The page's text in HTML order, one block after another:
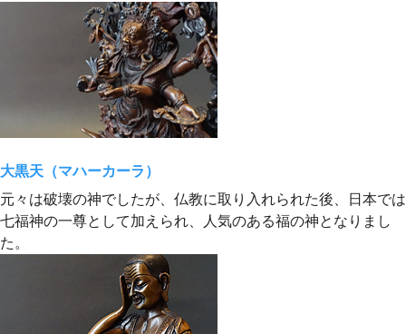
大黒天（マハーカーラ）
元々は破壊の神でしたが、仏教に取り入れられた後、日本では
七福神の一尊として加えられ、人気のある福の神となりまし
た。